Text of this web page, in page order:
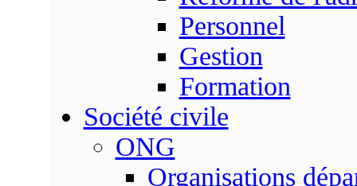
Personnel
Gestion
Formation
Société civile
ONG
Organisations